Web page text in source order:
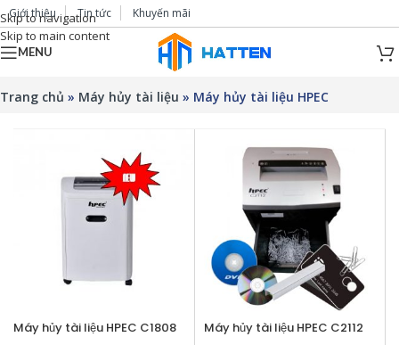
Skip to navigation
Skip to main content
Giới thiệu Tin tức Khuyến mãi
MENU
Trang chủ » Máy hủy tài liệu » Máy hủy tài liệu HPEC
Máy hủy tài liệu HPEC C1808 Máy hủy tài liệu HPEC C2112